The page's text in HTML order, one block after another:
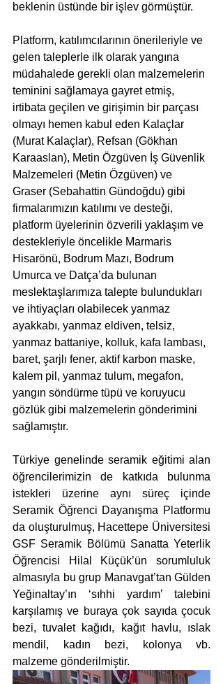
beklenin üstünde bir işlev görmüştür.
Platform, katılımcılarının önerileriyle ve
gelen taleplerle ilk olarak yangına
müdahalede gerekli olan malzemelerin
teminini sağlamaya gayret etmiş,
irtibata geçilen ve girişimin bir parçası
olmayı hemen kabul eden Kalaçlar
(Murat Kalaçlar), Refsan (Gökhan
Karaaslan), Metin Özgüven İş Güvenlik
Malzemeleri (Metin Özgüven) ve
Graser (Sebahattin Gündoğdu) gibi
firmalarımızın katılımı ve desteği,
platform üyelerinin özverili yaklaşım ve
destekleriyle öncelikle Marmaris
Hisarönü, Bodrum Mazı, Bodrum
Umurca ve Datça’da bulunan
meslektaşlarımıza talepte bulundukları
ve ihtiyaçları olabilecek yanmaz
ayakkabı, yanmaz eldiven, telsiz,
yanmaz battaniye, kolluk, kafa lambası,
baret, şarjlı fener, aktif karbon maske,
kalem pil, yanmaz tulum, megafon,
yangın söndürme tüpü ve koruyucu
gözlük gibi malzemelerin gönderimini
sağlamıştır.
Türkiye genelinde seramik eğitimi alan
öğrencilerimizin de katkıda bulunma
istekleri üzerine aynı süreç içinde
Seramik Öğrenci Dayanışma Platformu
da oluşturulmuş, Hacettepe Üniversitesi
GSF Seramik Bölümü Sanatta Yeterlik
Öğrencisi Hilal Küçük’ün sorumluluk
almasıyla bu grup Manavgat’tan Gülden
Yeğinaltay’ın ‘sıhhi yardım’ talebini
karşılamış ve buraya çok sayıda çocuk
bezi, tuvalet kağıdı, kağıt havlu, ıslak
mendil, kadın bezi, kolonya vb.
malzeme gönderilmiştir.